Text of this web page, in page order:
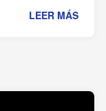
LEER MÁS